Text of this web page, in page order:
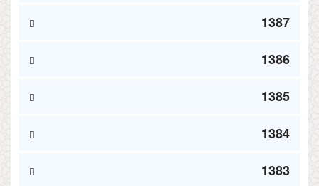
1387
1386
1385
1384
1383